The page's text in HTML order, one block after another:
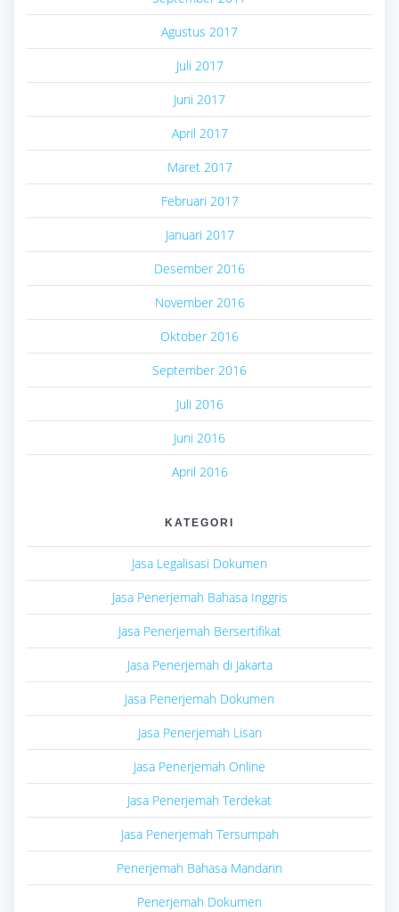
Agustus 2017
Juli 2017
Juni 2017
April 2017
Maret 2017
Februari 2017
Januari 2017
Desember 2016
November 2016
Oktober 2016
September 2016
Juli 2016
Juni 2016
April 2016
KATEGORI
Jasa Legalisasi Dokumen
Jasa Penerjemah Bahasa Inggris
Jasa Penerjemah Bersertifikat
Jasa Penerjemah di Jakarta
Jasa Penerjemah Dokumen
Jasa Penerjemah Lisan
Jasa Penerjemah Online
Jasa Penerjemah Terdekat
Jasa Penerjemah Tersumpah
Penerjemah Bahasa Mandarin
Penerjemah Dokumen